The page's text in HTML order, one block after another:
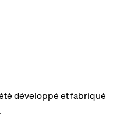
développé et fabriqué